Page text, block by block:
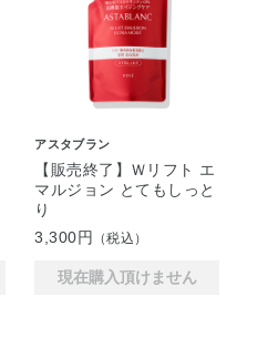
アスタブラン
【販売終了】Ｗリフト エ
マルジョン とてもしっと
り
3,300円
（税込）
現在購入頂けません